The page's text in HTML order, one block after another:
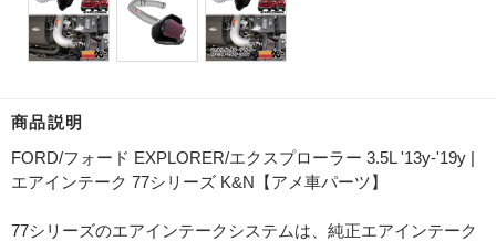
商品説明
FORD/フォード EXPLORER/エクスプローラー 3.5L '13y-'19y |
エアインテーク 77シリーズ K&N【アメ車パーツ】
77シリーズのエアインテークシステムは、純正エアインテーク